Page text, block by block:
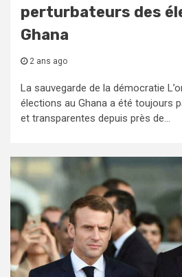
perturbateurs des
Ghana
2 ans ago
La sauvegarde de la démocratie
élections au Ghana a été toujours
et transparentes depuis près de...